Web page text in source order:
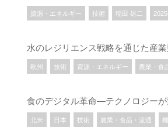
資源・エネルギー 技術 稲田 雄二 2025
水のレジリエンス戦略を通じた産
欧州 技術 資源・エネルギー 農業・食
食のデジタル革命―テクノロジー
北米 日本 技術 農業・食品・流通